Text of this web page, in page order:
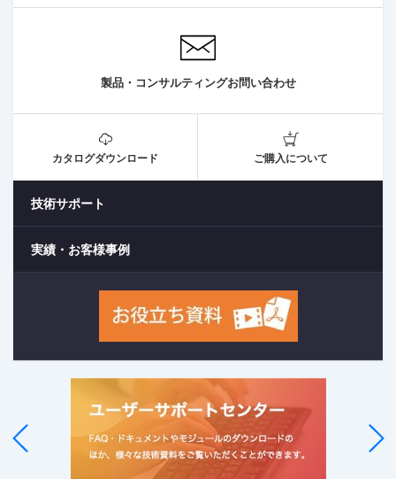
製品・コンサルティングお問い合わせ
カタログダウンロード ご購入について
技術サポート
実績・お客様事例